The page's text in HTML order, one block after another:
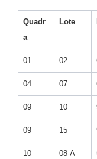
Quadr
a
Lote
01 02
04 07
09 10
09 15
10 08-A